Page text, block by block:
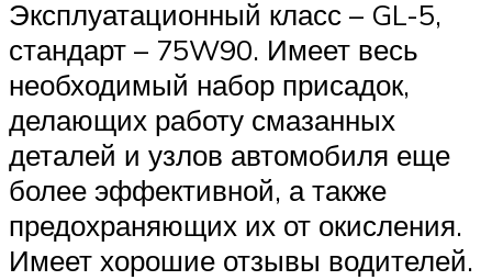
Эксплуатационный класс – GL-5,
стандарт – 75W90. Имеет весь
необходимый набор присадок,
делающих работу смазанных
деталей и узлов автомобиля еще
более эффективной, а также
предохраняющих их от окисления.
Имеет хорошие отзывы водителей.